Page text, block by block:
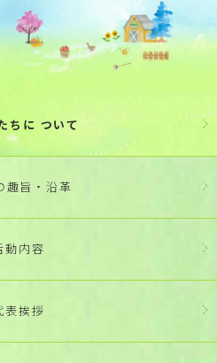
ちに ついて
趣旨・沿革
動内容
表挨拶